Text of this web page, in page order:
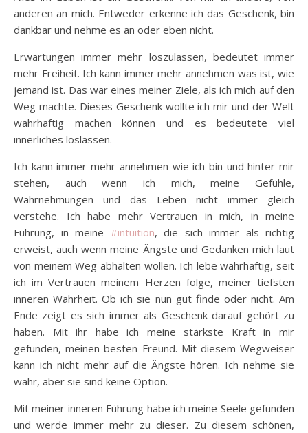
anderen an mich. Entweder erkenne ich das Geschenk, bin
dankbar und nehme es an oder eben nicht.
Erwartungen immer mehr loszulassen, bedeutet immer
mehr Freiheit. Ich kann immer mehr annehmen was ist, wie
jemand ist. Das war eines meiner Ziele, als ich mich auf den
Weg machte. Dieses Geschenk wollte ich mir und der Welt
wahrhaftig machen können und es bedeutete viel
innerliches loslassen.
Ich kann immer mehr annehmen wie ich bin und hinter mir
stehen, auch wenn ich mich, meine Gefühle,
Wahrnehmungen und das Leben nicht immer gleich
verstehe. Ich habe mehr Vertrauen in mich, in meine
Führung, in meine #intuition, die sich immer als richtig
erweist, auch wenn meine Ängste und Gedanken mich laut
von meinem Weg abhalten wollen. Ich lebe wahrhaftig, seit
ich im Vertrauen meinem Herzen folge, meiner tiefsten
inneren Wahrheit. Ob ich sie nun gut finde oder nicht. Am
Ende zeigt es sich immer als Geschenk darauf gehört zu
haben. Mit ihr habe ich meine stärkste Kraft in mir
gefunden, meinen besten Freund. Mit diesem Wegweiser
kann ich nicht mehr auf die Ängste hören. Ich nehme sie
wahr, aber sie sind keine Option.
Mit meiner inneren Führung habe ich meine Seele gefunden
und werde immer mehr zu dieser. Zu diesem schönen,